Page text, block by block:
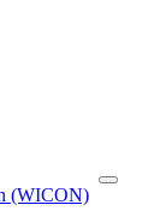
(WICON)